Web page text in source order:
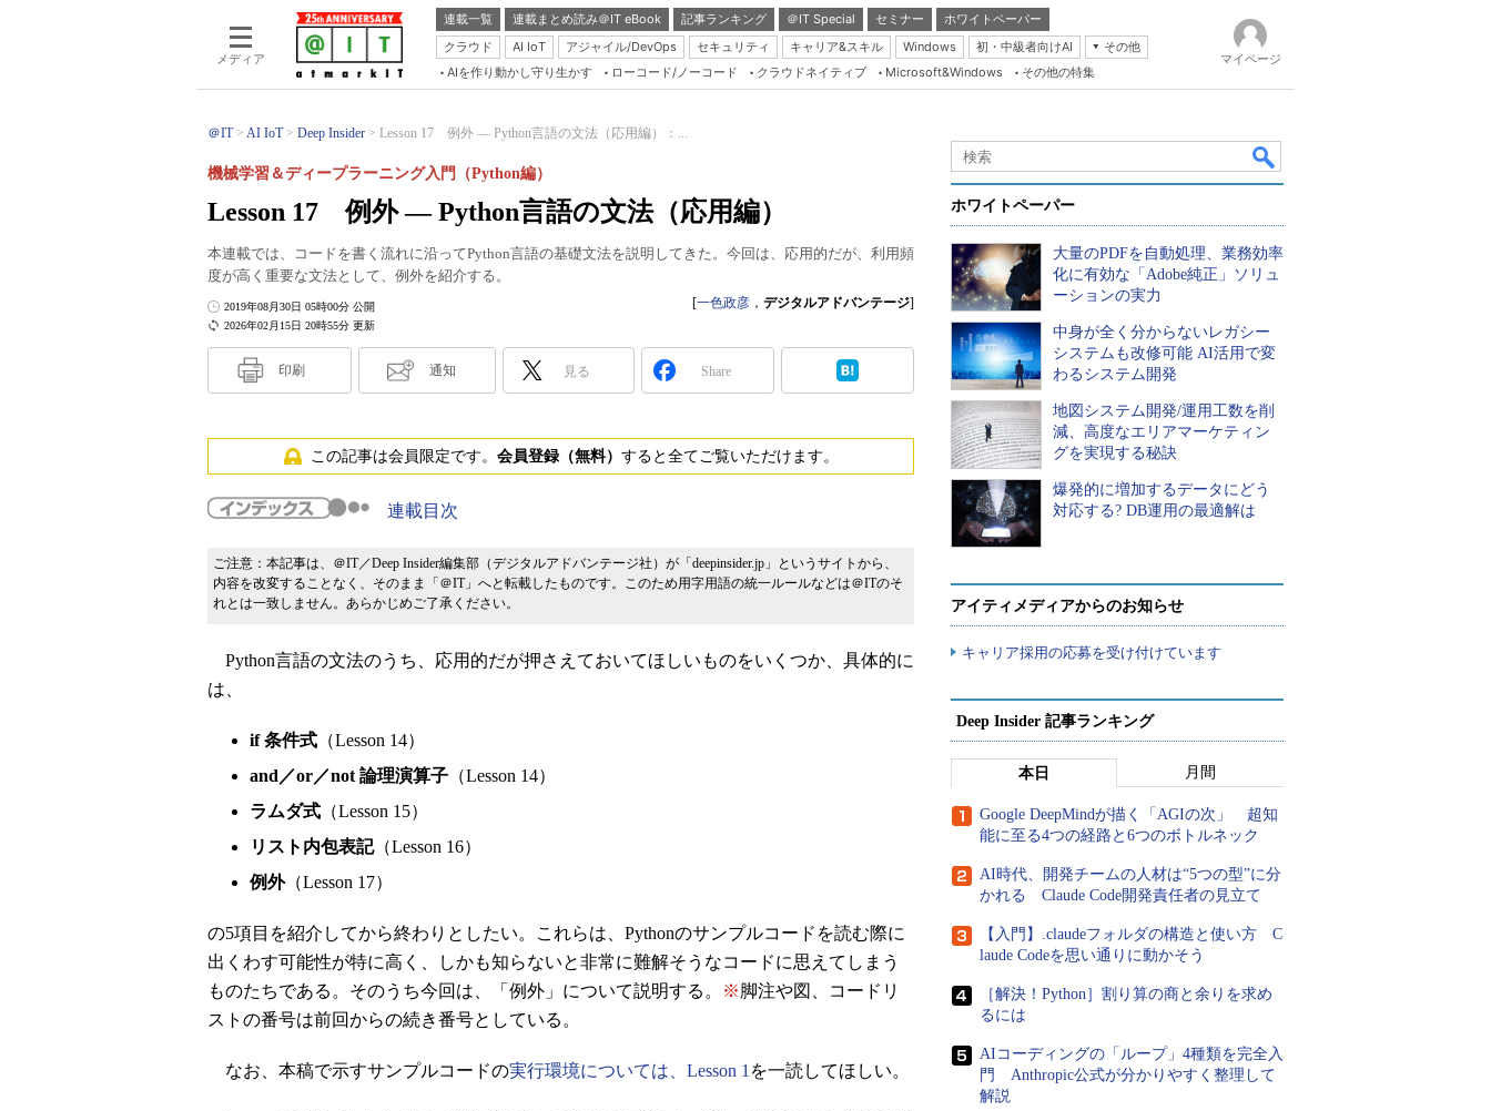
メディア
連載一覧 連載まとめ読み＠IT eBook 記事ランキング ＠IT Special セミナー
ホワイトペーパー
クラウド
AI IoT アジャイル/DevOps セキュリティ キャリア&スキル Windows 初・中級者向けAI
その他
Server & Storage
Database Expert
Linux ＆ OSS
Master of IP Network
Security & Trust
Insider.NET
ブログ
AIを作り動かし守り生かす ローコード/ノーコード クラウドネイティブ Microsoft&Windows その他の特集
マイページ
＠IT AI IoT Deep Insider Lesson 17 例外 ― Python言語の文法（応用編）：...
Lesson 17 例外 ― Python言語の文法（応用編）
機械学習＆ディープラーニング入門（Python編）
本連載では、コードを書く流れに沿ってPython言語の基礎文法を説明してきた。今回は、応用的だが、利用頻
度が高く重要な文法として、例外を紹介する。
2026年02月15日 20時55分 更新
2019年08月30日 05時00分 公開 [一色政彦 ， デジタルアドバンテージ]
印刷 通知 見る Share
この記事は会員限定です。 会員登録（無料） すると全てご覧いただけます。
連載目次
ご注意：本記事は、＠IT／Deep Insider編集部（デジタルアドバンテージ社）が「deepinsider.jp」というサイトから、
内容を改変することなく、そのまま「＠IT」へと転載したものです。このため用字用語の統一ルールなどは＠ITのそ
れとは一致しません。あらかじめご了承ください。
Python言語の文法のうち、応用的だが押さえておいてほしいものをいくつか、具体的に
は、
if 条件式 （Lesson 14）
and／or／not 論理演算子 （Lesson 14）
ラムダ式 （Lesson 15）
リスト内包表記（Lesson 16）
例外（Lesson 17）
の5項目を紹介してから終わりとしたい。これらは、Pythonのサンプルコードを読む際に
出くわす可能性が特に高く、しかも知らないと非常に難解そうなコードに思えてしまう
ものたちである。そのうち今回は、「例外」について説明する。
※脚注や図、コードリ
ストの番号は前回からの続き番号としている。
なお、本稿で示すサンプルコードの実行環境については、Lesson 1 を一読してほしい。
ホワイトペーパー
大量のPDFを自動処理、業務効率
化に有効な「Adobe純正」ソリュ
ーションの実力
中身が全く分からないレガシー
システムも改修可能 AI活用で変
わるシステム開発
地図システム開発/運用工数を削
減、高度なエリアマーケティン
グを実現する秘訣
爆発的に増加するデータにどう
対応する? DB運用の最適解は
アイティメディアからのお知らせ
キャリア採用の応募を受け付けています
Deep Insider 記事ランキング
本日 月間
Google DeepMindが描く「AGIの次」 超知
能に至る4つの経路と6つのボトルネック
AI時代、開発チームの人材は“5つの型”に分
かれる Claude Code開発責任者の見立て
【入門】.claudeフォルダの構造と使い方 C
laude Codeを思い通りに動かそう
［解決！Python］割り算の商と余りを求め
るには
AIコーディングの「ループ」4種類を完全入
門 Anthropic公式が分かりやすく整理して
解説